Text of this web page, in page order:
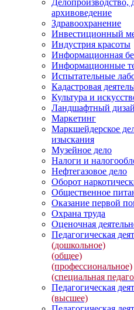
Делопроизводство,
архивоведение
Здравоохранение
Инвестиционный
Индустрия красоты
Информационная
Информационные
Испытательные
Кадастровая
Культура и
Ландшафтный
Маркетинг
Маркшейдерское
изыскания
Музейное дело
Налоги и
Нефтегазовое дело
Оборот
Общественное
Оказание первой
Охрана труда
Оценочная
Педагогическая
(дошкольное)
(общее)
(профессиональное)
(специальная
Педагогическая
(высшее)